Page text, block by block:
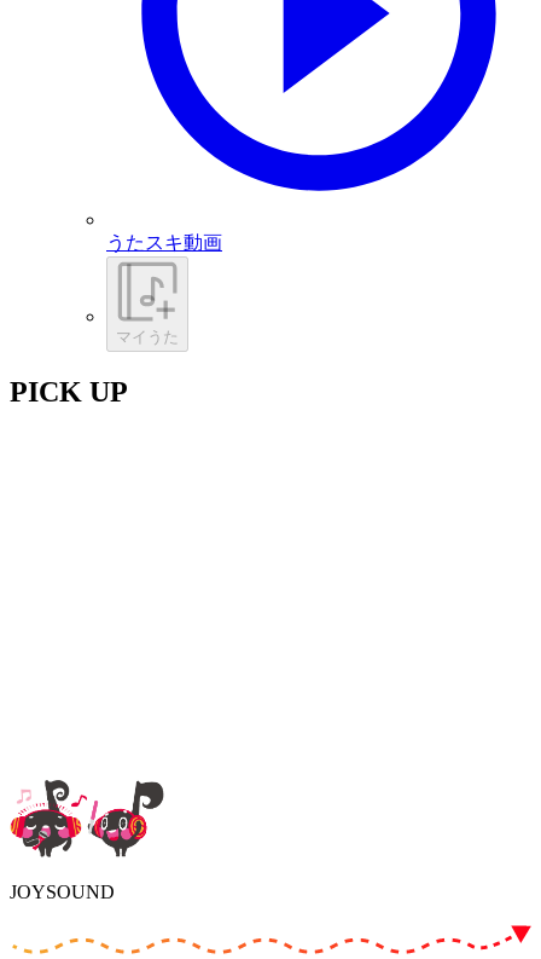
うたスキ動画
マイうた
PICK UP
JOYSOUND